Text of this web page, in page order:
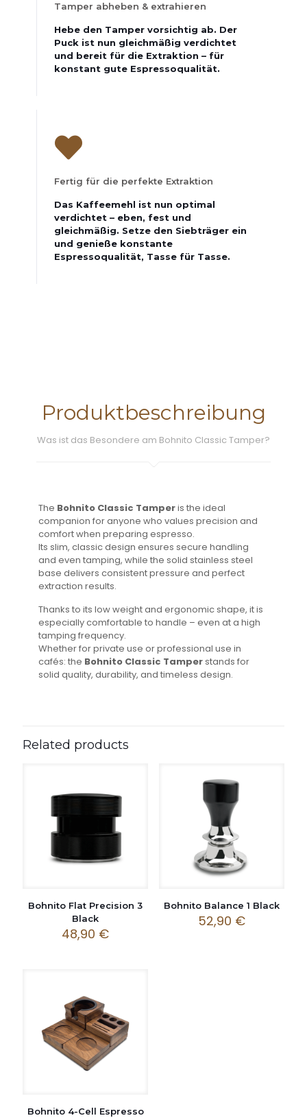
Tamper abheben & extrahieren
Hebe den Tamper vorsichtig ab. Der
Puck ist nun gleichmäßig verdichtet
und bereit für die Extraktion – für
konstant gute Espressoqualität.
Fertig für die perfekte Extraktion
Das Kaffeemehl ist nun optimal
verdichtet – eben, fest und
gleichmäßig. Setze den Siebträger ein
und genieße konstante
Espressoqualität, Tasse für Tasse.
Produktbeschreibung
Was ist das Besondere am Bohnito Classic Tamper?
The Bohnito Classic Tamperis the ideal
companion for anyone who values precision and
comfort when preparing espresso.
Its slim, classic design ensures secure handling
and even tamping, while the solid stainless steel
base delivers consistent pressure and perfect
extraction results.
Thanks to its low weight and ergonomic shape, it is
especially comfortable to handle – even at a high
tamping frequency.
Whether for private use or professional use in
cafés: the Bohnito Classic Tamperstands for
solid quality, durability, and timeless design.
Related products
Bohnito Flat Precision 3
Black
48,90 €
Bohnito Balance 1 Black
52,90 €
Bohnito 4-Cell Espresso